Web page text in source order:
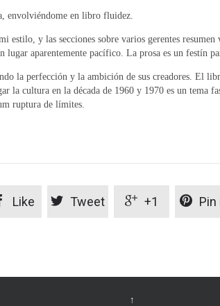
envolviéndome en libro fluidez.
estilo, y las secciones sobre varios gerentes
aparentemente pacífico. La prosa es un festín
la perfección y la ambición de sus creadores. El
cultura en la década de 1960 y 1970 es un tema
ruptura de límites.
Like  Tweet  +1  Pin
↑